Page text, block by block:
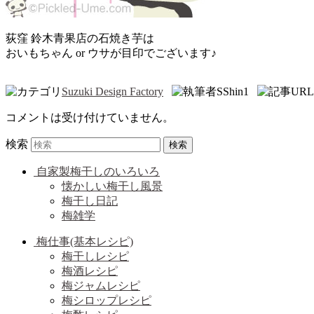
荻窪 鈴木青果店の石焼き芋は
おいもちゃん or ウサが目印でございます♪
Suzuki Design Factory SShin1
コメントは受け付けていません。
検索
自家製梅干しのいろいろ
懐かしい梅干し風景
梅干し日記
梅雑学
梅仕事(基本レシピ)
梅干しレシピ
梅酒レシピ
梅ジャムレシピ
梅シロップレシピ